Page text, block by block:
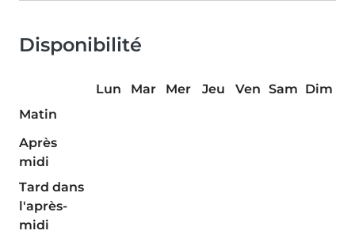
Disponibilité
Lun Mar Mer Jeu Ven Sam Dim
Matin
Après
midi
Tard dans
l'après-
midi